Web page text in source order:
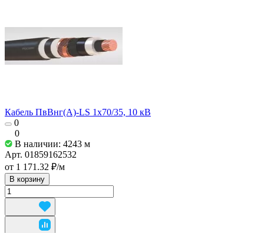
Кабель ПвВнг(А)-LS 1х70/35, 10 кВ
0
0
В наличии: 4243 м
Арт. 01859162532
от 1 171.32 ₽/м
В корзину